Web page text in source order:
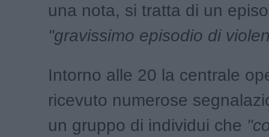
una nota, si tratta di un
"gravissimo episodio di
Intorno alle 20 la centrale
ricevuto numerose
un gruppo di individui che